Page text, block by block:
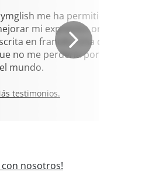
me ha permitido
mi expresión oral y
en francés. Una cita
no me perdería por nada
mundo.
testimonios.
con nosotros!